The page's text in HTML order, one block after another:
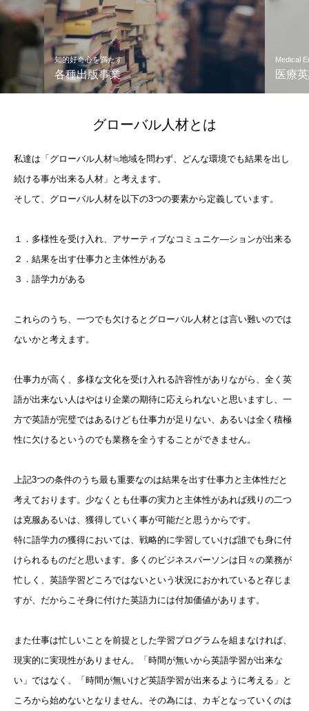
知的好奇心を満たす
各種出版事業
Medical
医療
グローバル人材とは
私達は「グローバル人材≒地域を問わず、どんな環境でも結果を出し
続ける事が出来る人材」と考えます。
そして、グローバル人材を以下の3つの要素から定義しています。
１．多様性を受け入れ、アサーティブなコミュニケ―ションが出来る
２．結果を出す仕事力と主体性がある
３．語学力がある
これらのうち、一つでも欠けるとグローバル人材とは言い難いのでは
ないかと考えます。
仕事力が高く、多様な文化を受け入れる許容性がありながら、全く英
語が出来ない人はやはり企業の期待に応えられないと思いますし、一
方で英語が完璧ではあるけども仕事力が足りない、あるいは全く積極
性に欠けるというのでも業務を全うすることができません。
上記3つの条件のうち最も重要なのは結果を出す仕事力と主体性だと
考えております。少なくとも仕事の実力と主体性があれば残りの二つ
は克服あるいは、獲得していく事が可能だと思うからです。
特に語学力の獲得においては、戦略的に学習していけば誰でも身に付
けられるものだと思います。多くのビジネスパーソンは日々の業務が
忙しく、英語学習どころではないという状況におかれていると存じま
すが、だからこそ身に付けた英語力には付加価値があります。
また仕事は忙しいことを前提とした学習プログラムを組まなければ、
現実的に実現性がありません。「時間が無いから英語学習が出来な
い」ではなく、「時間が無いけど英語学習が出来るように考える」と
ころから始めないとなりません。その為には、カギとなっていくのは